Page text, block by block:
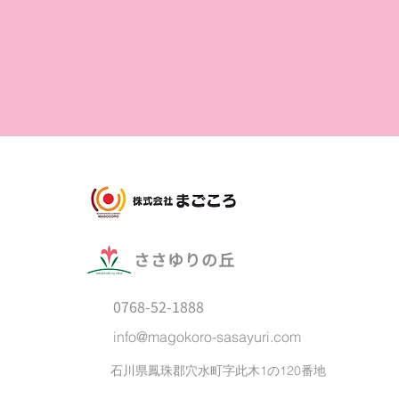
​ささゆりの丘
0768-52-1888
info@magokoro-sasayuri.com
石川県鳳珠郡穴水町字此木1の120番地